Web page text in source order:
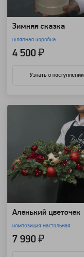
Зимняя сказка
шляпная коробка
4 500 ₽
Узнать о поступлении
Аленький цветочек
композиция настольная
7 990 ₽